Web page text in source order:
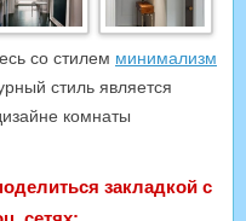
со стилем минимализм
стиль является
комнаты
закладкой с